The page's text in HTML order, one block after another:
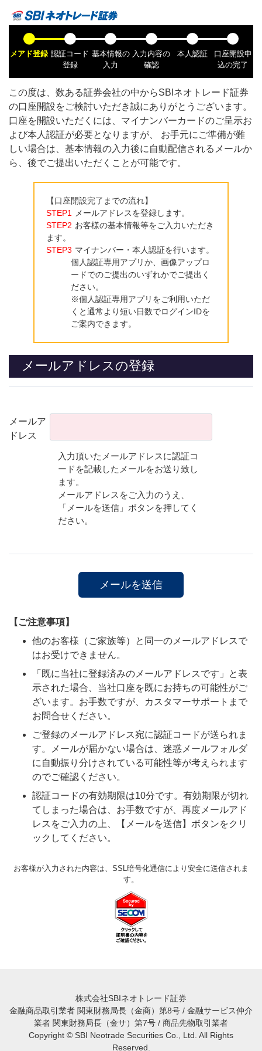
メアド登録 認証コード
登録
基本情報の
入力
入力内容の
確認
本人認証
口座開設申
込の完了
この度は、数ある証券会社の中からSBIネオトレード証券
の口座開設をご検討いただき誠にありがとうございます。
口座を開設いただくには、マイナンバーカードのご呈示お
よび本人認証が必要となりますが、 お手元にご準備が難
しい場合は、基本情報の入力後に自動配信されるメールか
ら、後でご提出いただくことが可能です。
【口座開設完了までの流れ】
STEP1
メールアドレスを登録します。
STEP2 お客様の基本情報等をご入力いただき
ます。
STEP3 マイナンバー・本人認証を行います。
個人認証専用アプリか、画像アップロ
ードでのご提出のいずれかでご提出く
ださい。
※個人認証専用アプリをご利用いただ
くと通常より短い日数でログインIDを
ご案内できます。
メールアドレスの登録
メールア
ドレス
入力頂いたメールアドレスに認証コ
ードを記載したメールをお送り致し
ます。
メールアドレスをご入力のうえ、
「メールを送信」ボタンを押してく
ださい。
【ご注意事項】
他のお客様（ご家族等）と同一のメールアドレスで
はお受けできません。
「既に当社に登録済みのメールアドレスです」と表
示された場合、当社口座を既にお持ちの可能性がご
ざいます。お手数ですが、カスタマーサポートまで
お問合せください。
ご登録のメールアドレス宛に認証コードが送られま
す。メールが届かない場合は、迷惑メールフォルダ
に自動振り分けされている可能性等が考えられます
のでご確認ください。
認証コードの有効期限は10分です。有効期限が切れ
てしまった場合は、お手数ですが、再度メールアド
レスをご入力の上、【メールを送信】ボタンをクリ
ックしてください。
お客様が入力された内容は、SSL暗号化通信により安全に送信されま
す。
株式会社SBIネオトレード証券
金融商品取引業者 関東財務局長（金商）第8号 / 金融サービス仲介
業者 関東財務局長（金サ）第7号 / 商品先物取引業者
Copyright © SBI Neotrade Securities Co., Ltd. All Rights
Reserved.